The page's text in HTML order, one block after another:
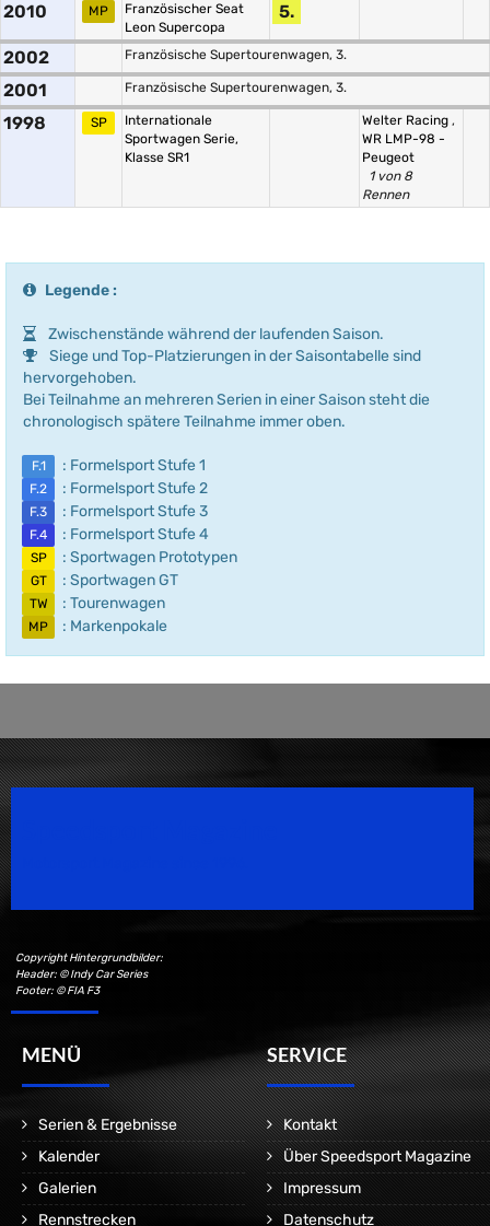
2010 MP
Französischer Seat
Leon Supercopa
5.
2002 Französische Supertourenwagen, 3.
2001 Französische Supertourenwagen, 3.
1998 SP
Internationale
Sportwagen Serie,
Klasse SR1
Welter Racing ,
WR LMP-98 -
Peugeot
1 von 8
Rennen
Legende :
Zwischenstände während der laufenden Saison.
Siege und Top-Platzierungen in der Saisontabelle sind
hervorgehoben.
Bei Teilnahme an mehreren Serien in einer Saison steht die
chronologisch spätere Teilnahme immer oben.
F.1 : Formelsport Stufe 1
F.2 : Formelsport Stufe 2
F.3 : Formelsport Stufe 3
F.4 : Formelsport Stufe 4
SP : Sportwagen Prototypen
GT : Sportwagen GT
TW : Tourenwagen
MP : Markenpokale
Copyright Hintergrundbilder:
Header: © Indy Car Series
Footer: © FIA F3
MENÜ
Serien & Ergebnisse
Kalender
Galerien
Rennstrecken
SERVICE
Kontakt
Über Speedsport Magazine
Impressum
Datenschutz